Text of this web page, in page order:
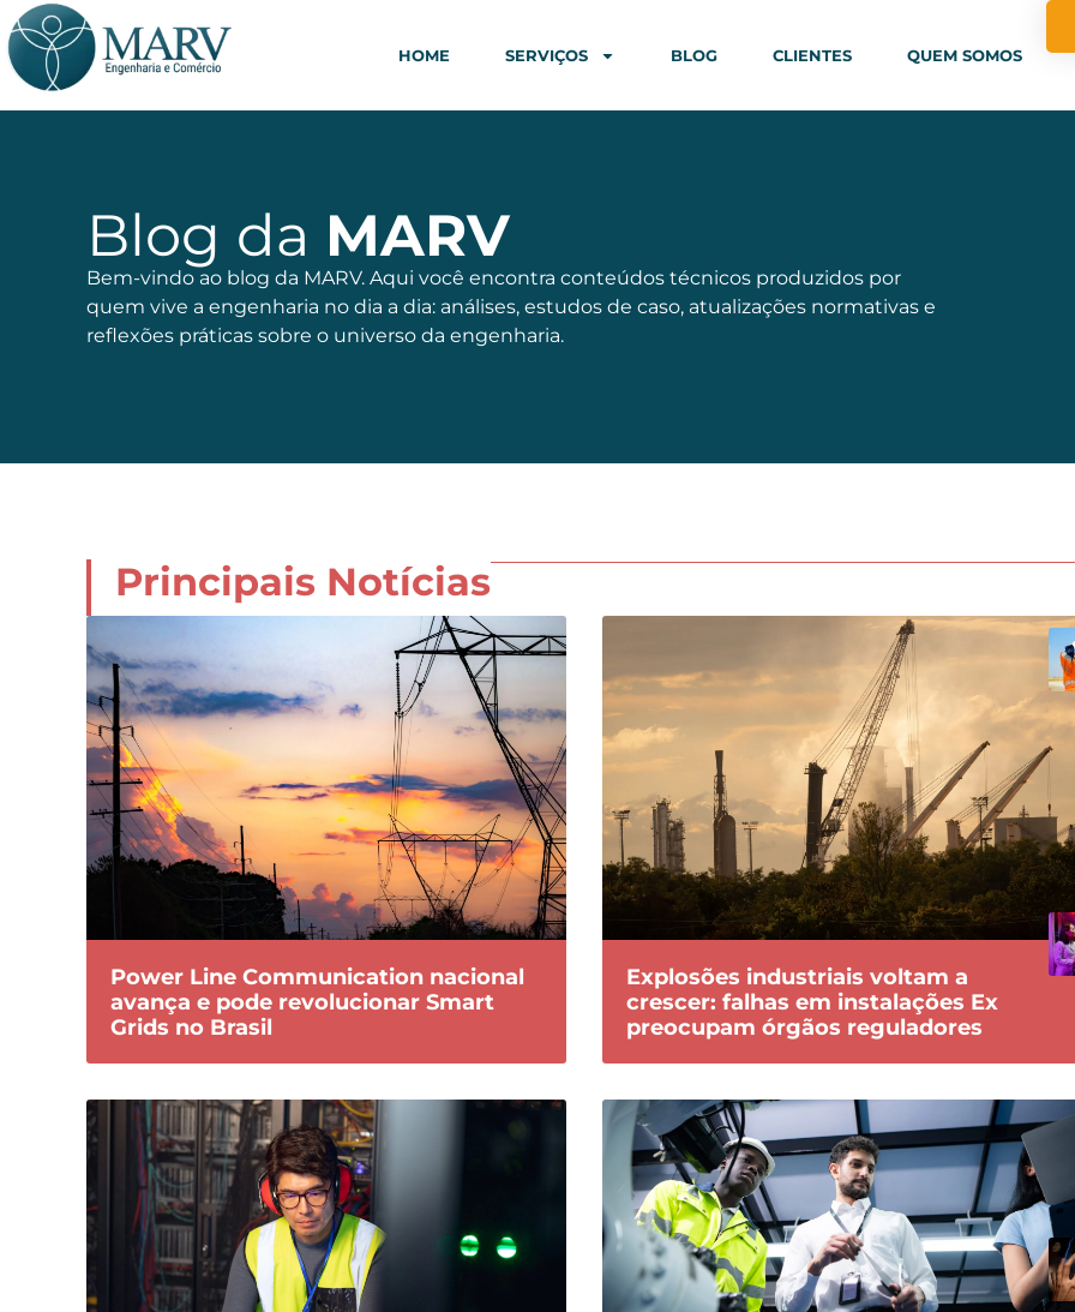
HOME SERVIÇOS BLOG CLIENTES QUEM SOMOS
Blog da MARV
Bem-vindo ao blog da MARV. Aqui você encontra conteúdos técnicos produzidos por
quem vive a engenharia no dia a dia: análises, estudos de caso, atualizações normativas e
reflexões práticas sobre o universo da engenharia.
Principais Notícias
Power Line Communication nacional
avança e pode revolucionar Smart
Grids no Brasil
Explosões industriais voltam a
crescer: falhas em instalações Ex
preocupam órgãos reguladores